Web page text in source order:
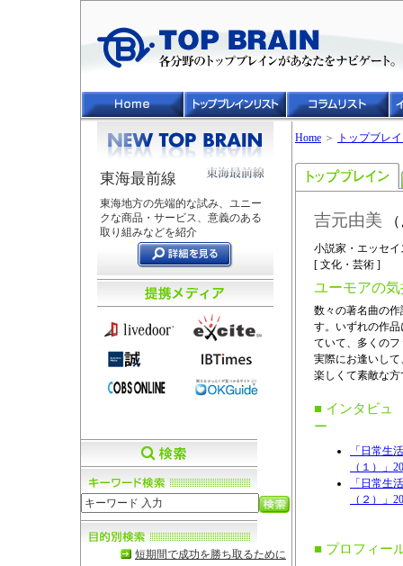
東海最前線
東海地方の先端的な試み、ユニー
クな商品・サービス、意義のある
取り組みなどを紹介
短期間で成功を勝ち取るために
Home ＞ トップブレ
吉元由美
小説家・エッセイ
[ 文化・芸術 ]
ユーモアの
数々の著名曲の
す。いずれの作
ていて、多くの
実際にお逢いし
楽しくて素敵な方
■ インタビュ
ー
「日常生
（１）」
「日常生
（２）」
■ プロフィー